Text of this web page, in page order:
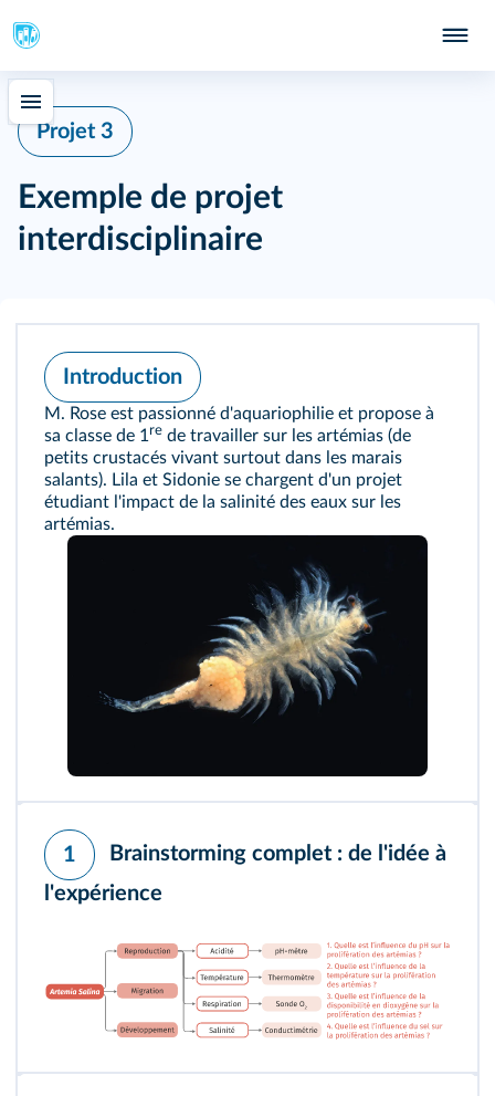
Projet 3
Exemple de projet
interdisciplinaire
Introduction
M. Rose est passionné d'aquariophilie et propose à
sa classe de 1re de travailler sur les artémias (de
petits crustacés vivant surtout dans les marais
salants). Lila et Sidonie se chargent d'un projet
étudiant l'impact de la salinité des eaux sur les
artémias.
1
Brainstorming complet : de l'idée à
l'expérience